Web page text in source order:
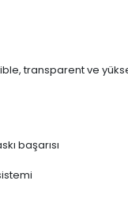
transparent ve
başarısı